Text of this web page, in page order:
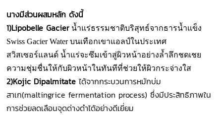
นางมีส่วนผสมหลัก ดังนี้
1)Lipobelle Gacier น้ำแร่ธรรมชาติบริสุทธ์จากธารน้ำแข็ง
Swiss Gacier Water บนเทือกเขาแอลป์ในประเทศ
สวิสเซอร์แลนด์ น้ำแร่จะซึมเข้าสู่ผิวหน้าอย่างล้ำลึกชดเชย
ความชุ่มชื่นให้กับผิวหน้าในทันทีที่ช่วยให้ผิวกระจ่างใส
2)Kojic Dipalmitateได้จากกระบวนการหมักบ่ม
สาเก(maltingrice fermentation process) ซึ่งมีประสิทธิภาพใน
การช่วยลดเลือนจุดด่างดำได้อย่างดีเยี่ยม